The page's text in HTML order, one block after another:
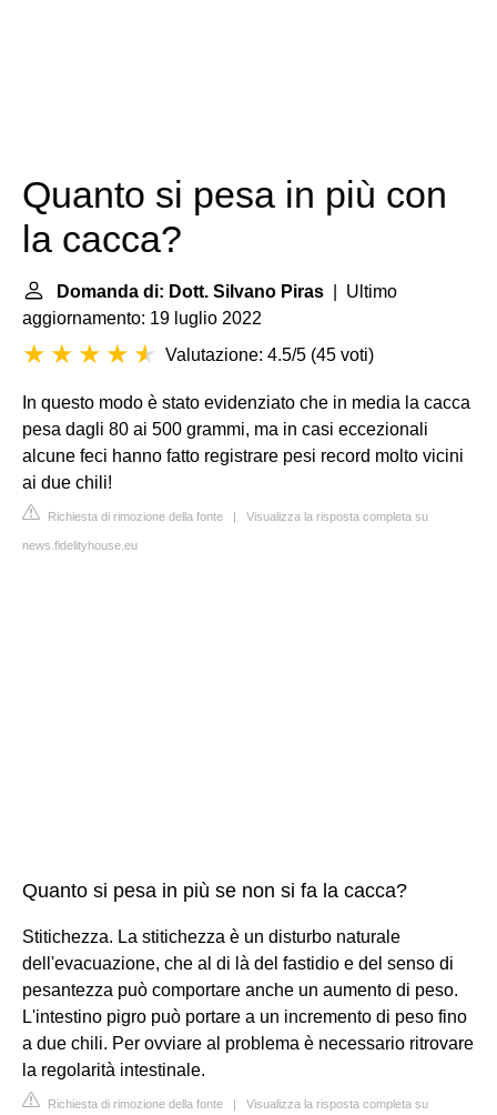
Quanto si pesa in più con
la cacca?
Domanda di: Dott. Silvano Piras | Ultimo
aggiornamento: 19 luglio 2022
Valutazione: 4.5/5 (45 voti)
In questo modo è stato evidenziato che in media la cacca
pesa dagli 80 ai 500 grammi, ma in casi eccezionali
alcune feci hanno fatto registrare pesi record molto vicini
ai due chili!
Richiesta di rimozione della fonte | Visualizza la risposta completa su
news.fidelityhouse.eu
Quanto si pesa in più se non si fa la cacca?
Stitichezza. La stitichezza è un disturbo naturale
dell'evacuazione, che al di là del fastidio e del senso di
pesantezza può comportare anche un aumento di peso.
L'intestino pigro può portare a un incremento di peso fino
a due chili. Per ovviare al problema è necessario ritrovare
la regolarità intestinale.
Richiesta di rimozione della fonte | Visualizza la risposta completa su